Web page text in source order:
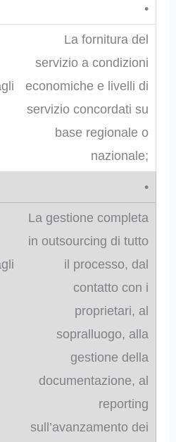
•
La fornitura del
servizio a condizioni
economiche e livelli di
servizio concordati su
base regionale o
nazionale;
•
La gestione completa
in outsourcing di tutto
il processo, dal
contatto con i
proprietari, al
sopralluogo, alla
gestione della
documentazione, al
reporting
sull’avanzamento dei